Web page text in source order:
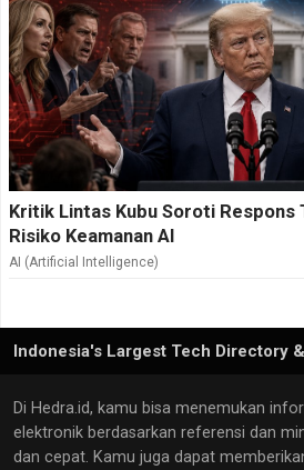
Kritik Lintas Kubu Soroti Respons
Risiko Keamanan AI
AI (Artificial Intelligence)
Indonesia's Largest Tech Directory
Di Hedra.id, kamu bisa menemukan
elektronik berdasarkan referensi dan
dan cepat. Kamu juga dapat